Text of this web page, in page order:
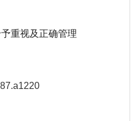
重视及正确管理